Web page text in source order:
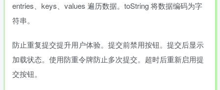
entries、keys、values 遍历数据。toString 将数据编码为字
符串。
防止重复提交提升用户体验。提交前禁用按钮。提交后显示
加载状态。使用防重令牌防止多次提交。超时后重新启用提
交按钮。